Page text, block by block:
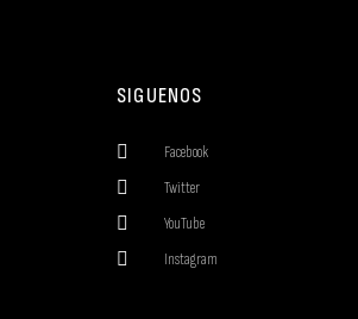
SIGUENOS
Facebook
Twitter
YouTube
Instagram